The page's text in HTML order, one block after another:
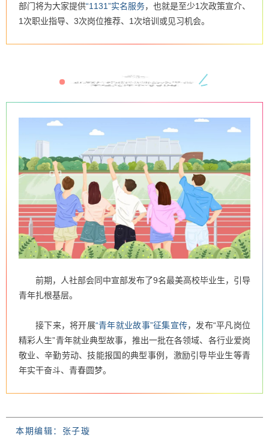
部门将为大家提供“1131”实名服务，也就是至少1次政策宣介、
1次职业指导、3次岗位推荐、1次培训或见习机会。
以典型宣传激励青年奋斗
前期，人社部会同中宣部发布了9名最美高校毕业生，引导
青年扎根基层。
接下来，将开展“青年就业故事”征集宣传，发布“平凡岗位
精彩人生”青年就业典型故事，推出一批在各领域、各行业爱岗
敬业、辛勤劳动、技能报国的典型事例，激励引导毕业生等青
年实干奋斗、青春圆梦。
本期编辑：张子璇